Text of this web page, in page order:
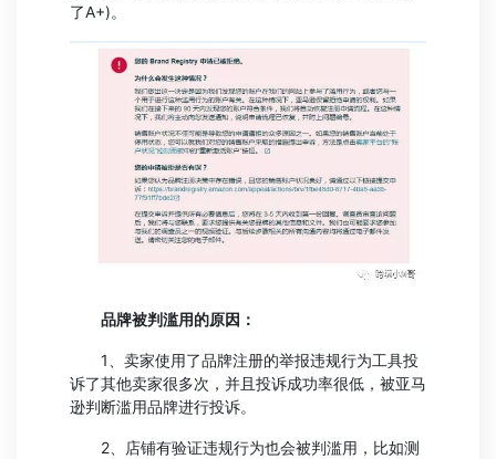
了A+)。
品牌被判滥用的原因：
1、卖家使用了品牌注册的举报违规行为工具投
诉了其他卖家很多次，并且投诉成功率很低，被亚马
逊判断滥用品牌进行投诉。
2、店铺有验证违规行为也会被判滥用，比如测